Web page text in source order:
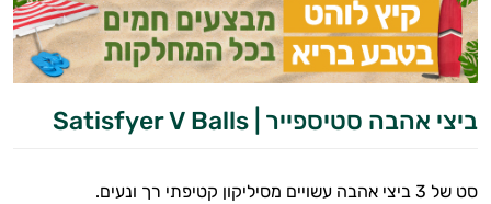
ביצי אהבה סטיספייר | Satisfyer V Balls
סט של 3 ביצי אהבה עשויים מסיליקון קטיפתי רך ונעים.
יועץ בריאות אישי AI